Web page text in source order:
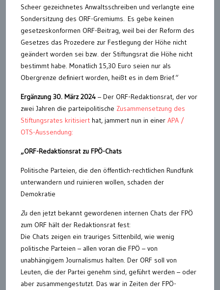
Scheer gezeichnetes Anwaltsschreiben und verlangte eine
Sondersitzung des ORF-Gremiums. Es gebe keinen
gesetzeskonformen ORF-Beitrag, weil bei der Reform des
Gesetzes das Prozedere zur Festlegung der Höhe nicht
geändert worden sei bzw. der Stiftungsrat die Höhe nicht
bestimmt habe. Monatlich 15,30 Euro seien nur als
Obergrenze definiert worden, heißt es in dem Brief.“
Ergänzung 30. März 2024 – Der ORF-Redaktionsrat, der vor
zwei Jahren die parteipolitische Zusammensetzung des
Stiftungsrates kritisiert hat, jammert nun in einer APA /
OTS-Aussendung:
„ORF-Redaktionsrat zu FPÖ-Chats
Politische Parteien, die den öffentlich-rechtlichen Rundfunk
unterwandern und ruinieren wollen, schaden der
Demokratie
Zu den jetzt bekannt gewordenen internen Chats der FPÖ
zum ORF hält der Redaktionsrat fest:
Die Chats zeigen ein trauriges Sittenbild, wie wenig
politische Parteien – allen voran die FPÖ – von
unabhängigem Journalismus halten. Der ORF soll von
Leuten, die der Partei genehm sind, geführt werden – oder
aber zusammengestutzt. Das war in Zeiten der FPÖ-